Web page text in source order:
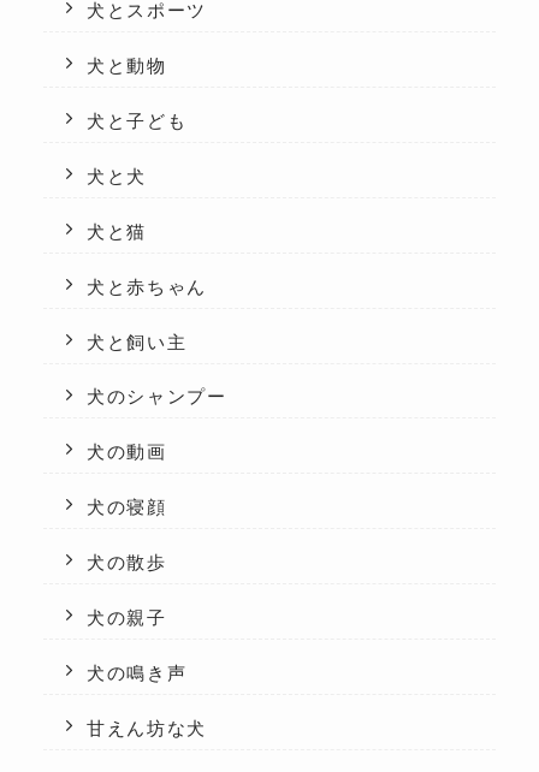
犬とスポーツ
犬と動物
犬と子ども
犬と犬
犬と猫
犬と赤ちゃん
犬と飼い主
犬のシャンプー
犬の動画
犬の寝顔
犬の散歩
犬の親子
犬の鳴き声
甘えん坊な犬